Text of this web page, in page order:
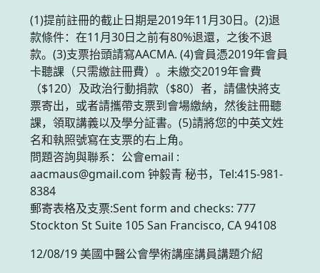
(1)提前註冊的截止日期是2019年11月30日。(2)退
款條件：在11月30日之前有80%退還，之後不退
款。(3)支票抬頭請寫AACMA. (4)會員憑2019年會員
卡聽課（只需繳註冊費）。未繳交2019年會費
（$120）及政治行動捐款（$80）者，請儘快將支
票寄出，或者請攜帶支票到會場繳納，然後註冊聽
課，領取講義以及學分証書。(5)請將您的中英文姓
名和執照號寫在支票的右上角。
問題咨詢與聯系：公會email :
aacmaus@gmail.com 钟毅青 秘书，Tel:415-981-
8384
郵寄表格及支票:Sent form and checks: 777
Stockton St Suite 105 San Francisco, CA 94108
12/08/19 美國中醫公會學術講座講員講題介紹